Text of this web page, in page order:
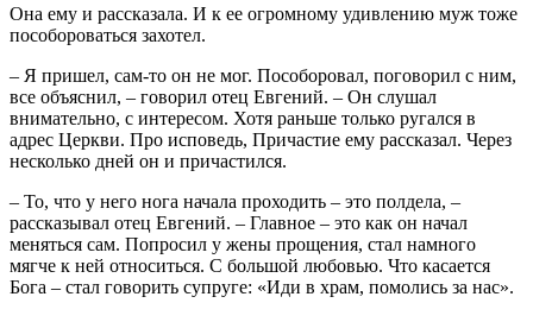
Она ему и рассказала. И к ее огромному удивлению муж тоже
пособороваться захотел.
– Я пришел, сам-то он не мог. Пособоровал, поговорил с ним,
все объяснил, – говорил отец Евгений. – Он слушал
внимательно, с интересом. Хотя раньше только ругался в
адрес Церкви. Про исповедь, Причастие ему рассказал. Через
несколько дней он и причастился.
– То, что у него нога начала проходить – это полдела, –
рассказывал отец Евгений. – Главное – это как он начал
меняться сам. Попросил у жены прощения, стал намного
мягче к ней относиться. С большой любовью. Что касается
Бога – стал говорить супруге: «Иди в храм, помолись за нас».